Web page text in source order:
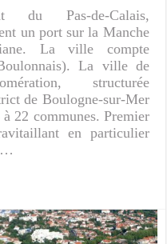
du Pas-de-Calais,
un port sur la Manche
La ville compte
La ville de
structurée
de Boulogne-sur-Mer
22 communes. Premier
en particulier
…